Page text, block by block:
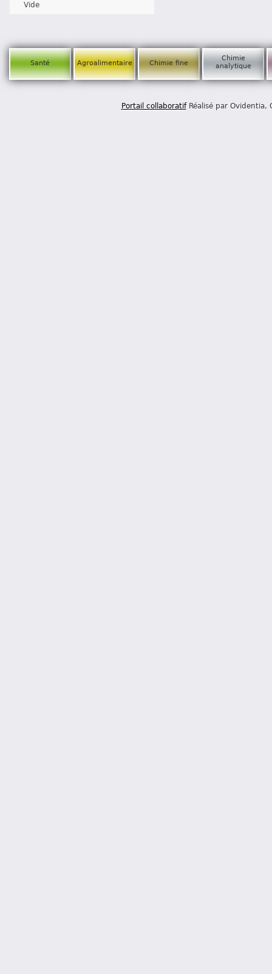
Vide
Santé Agroalimentaire Chimie fine
Chimie
analytique
Portail collaboratifRéalisé par Ovidentia,